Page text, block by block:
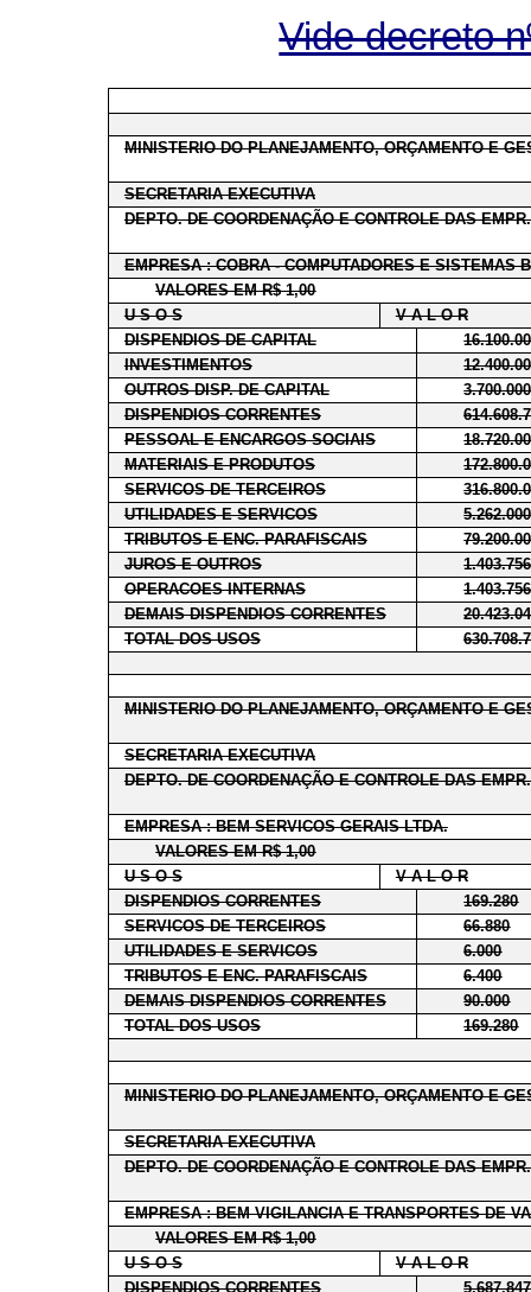
Vide decreto
MINISTERIO DO PLANEJAMENTO, ORÇAMENTO E
SECRETARIA EXECUTIVA
DEPTO. DE COORDENAÇÃO E CONTROLE DAS
EMPRESA : COBRA - COMPUTADORES E SISTEMAS
VALORES EM R$ 1,00
U S O S
V A L O R
DISPENDIOS DE CAPITAL
INVESTIMENTOS
OUTROS DISP. DE CAPITAL
3.700.000
DISPENDIOS CORRENTES
PESSOAL E ENCARGOS SOCIAIS
MATERIAIS E PRODUTOS
SERVICOS DE TERCEIROS
UTILIDADES E SERVICOS
5.262.000
TRIBUTOS E ENC. PARAFISCAIS
JUROS E OUTROS
1.403.756
OPERACOES INTERNAS
1.403.756
DEMAIS DISPENDIOS CORRENTES
TOTAL DOS USOS
MINISTERIO DO PLANEJAMENTO, ORÇAMENTO E
SECRETARIA EXECUTIVA
DEPTO. DE COORDENAÇÃO E CONTROLE DAS
EMPRESA : BEM SERVICOS GERAIS LTDA.
VALORES EM R$ 1,00
U S O S
V A L O R
DISPENDIOS CORRENTES
169.280
SERVICOS DE TERCEIROS
66.880
UTILIDADES E SERVICOS
6.000
TRIBUTOS E ENC. PARAFISCAIS
6.400
DEMAIS DISPENDIOS CORRENTES
90.000
TOTAL DOS USOS
169.280
MINISTERIO DO PLANEJAMENTO, ORÇAMENTO E
SECRETARIA EXECUTIVA
DEPTO. DE COORDENAÇÃO E CONTROLE DAS
EMPRESA : BEM VIGILANCIA E TRANSPORTES DE
VALORES EM R$ 1,00
U S O S
V A L O R
DISPENDIOS CORRENTES
5.687.847